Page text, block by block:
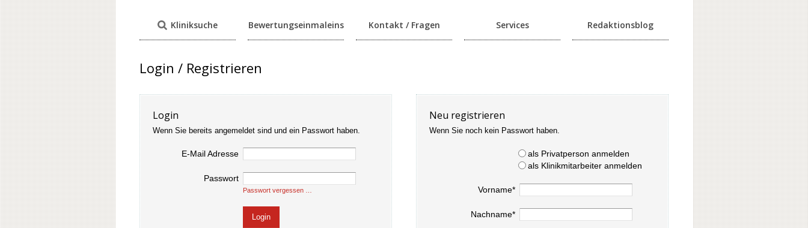
Kliniksuche Bewertungseinmaleins Kontakt / Fragen Services Redaktionsblog
Login / Registrieren
Login
Wenn Sie bereits angemeldet sind und ein Passwort haben.
E-Mail Adresse
Passwort
Passwort vergessen …
Neu registrieren
Wenn Sie noch kein Passwort haben.
als Privatperson anmelden
als Klinikmitarbeiter anmelden
Vorname*
Nachname*